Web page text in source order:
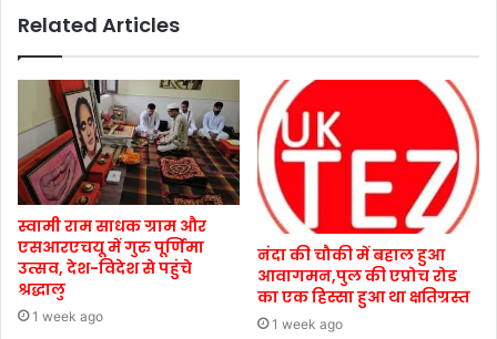
Related Articles
स्वामी राम साधक ग्राम और
एसआरएचयू में गुरु पूर्णिमा
उत्सव, देश-विदेश से पहुंचे
श्रद्धालु
1 week ago
नंदा की चौकी में बहाल हुआ
आवागमन,पुल की एप्रोच रोड
का एक हिस्सा हुआ था क्षतिग्रस्त
1 week ago